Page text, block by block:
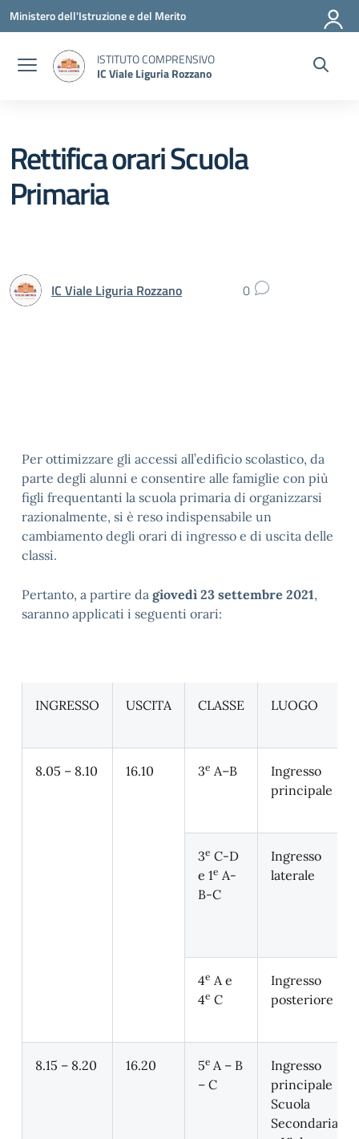
Vai ai contenuti
Vai al menu di navigazione
Vai al footer
Ministero dell'Istruzione e del Merito
ISTITUTO COMPRENSIVO
IC Viale Liguria Rozzano
Rettifica orari Scuola
Primaria
IC Viale Liguria Rozzano 0
Per ottimizzare gli accessi all’edificio scolastico, da
parte degli alunni e consentire alle famiglie con più
figli frequentanti la scuola primaria di organizzarsi
razionalmente, si è reso indispensabile un
cambiamento degli orari di ingresso e di uscita delle
classi.
Pertanto, a partire da giovedì 23 settembre 2021,
saranno applicati i seguenti orari:
INGRESSO USCITA CLASSE LUOGO
8.05 – 8.10 16.10 3e A–B
Ingresso
principale
3e C-D
e 1e A-
B-C
Ingresso
laterale
4e A e
4e C
Ingresso
posteriore
8.15 – 8.20 16.20 5e A – B
– C
Ingresso
principale
Scuola
Secondaria